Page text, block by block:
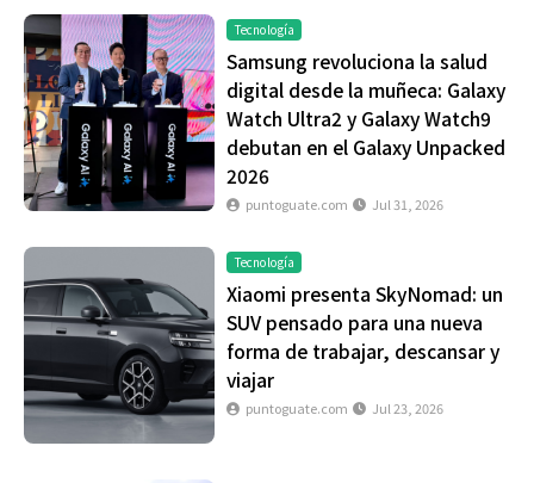
Tecnología
Samsung revoluciona la salud
digital desde la muñeca: Galaxy
Watch Ultra2 y Galaxy Watch9
debutan en el Galaxy Unpacked
2026
puntoguate.com Jul 31, 2026
Tecnología
Xiaomi presenta SkyNomad: un
SUV pensado para una nueva
forma de trabajar, descansar y
viajar
puntoguate.com Jul 23, 2026